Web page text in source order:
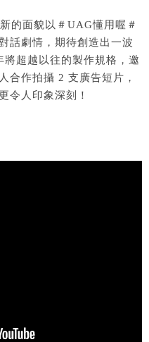
的面貌以＃UAG懂用喔＃
話劇情，期待創造出一波
超越以往的製作規格，邀
合作拍攝 2 支廣告短片，
令人印象深刻！